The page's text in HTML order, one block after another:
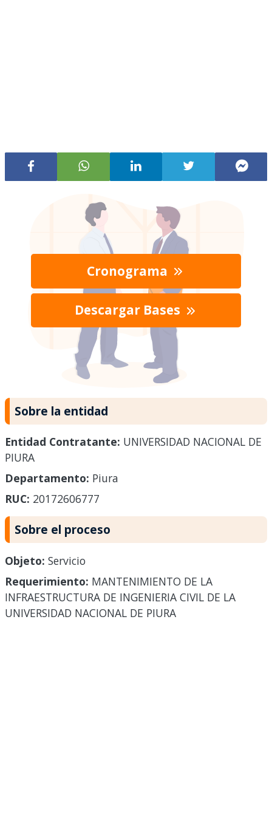
Cronograma
Descargar Bases
Sobre la entidad
Entidad Contratante: UNIVERSIDAD NACIONAL DE
PIURA
Departamento: Piura
RUC: 20172606777
Sobre el proceso
Objeto: Servicio
Requerimiento: MANTENIMIENTO DE LA
INFRAESTRUCTURA DE INGENIERIA CIVIL DE LA
UNIVERSIDAD NACIONAL DE PIURA